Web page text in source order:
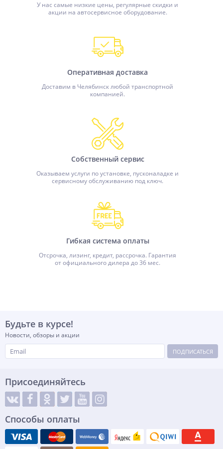
У нас самые низкие цены, регулярные скидки и
акции на автосервисное оборудование.
Оперативная доставка
Доставим в Челябинск любой транспортной
компанией.
Собственный сервис
Оказываем услуги по установке, пусконаладке и
сервисному обслуживанию под ключ.
Гибкая система оплаты
Отсрочка, лизинг, кредит, рассрочка. Гарантия
от официального дилера до 36 мес.
Будьте в курсе!
Новости, обзоры и акции
ПОДПИСАТЬСЯ
Присоединяйтесь
Способы оплаты